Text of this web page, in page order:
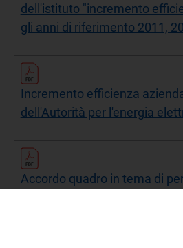
dell'istituto "incremento
gli anni di riferimento 2011,
Incremento efficienza
dell'Autorità per l'energia
Accordo quadro in tema di